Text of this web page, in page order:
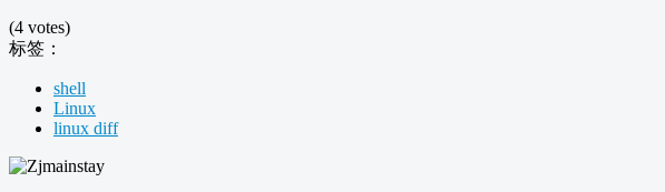
(4 votes)
标签：
shell
Linux
linux diff